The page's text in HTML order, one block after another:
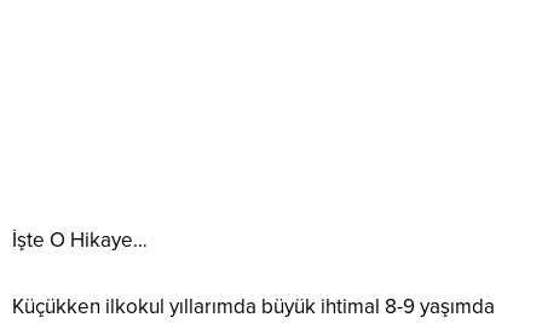
İşte O Hikaye…
Küçükken ilkokul yıllarımda büyük ihtimal 8-9 yaşımda